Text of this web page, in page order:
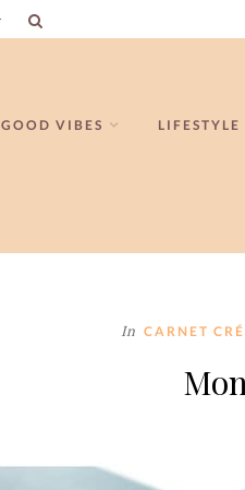
GOOD VIBES LIFESTYLE
In CARNET